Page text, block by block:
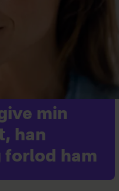
min
han
forlod ham